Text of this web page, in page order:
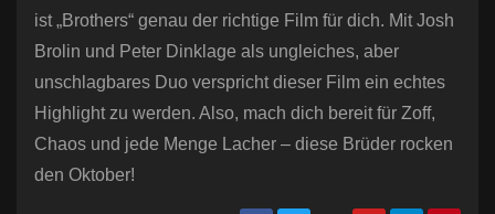
ist „Brothers“ genau der richtige Film für dich. Mit Josh
Brolin und Peter Dinklage als ungleiches, aber
unschlagbares Duo verspricht dieser Film ein echtes
Highlight zu werden. Also, mach dich bereit für Zoff,
Chaos und jede Menge Lacher – diese Brüder rocken
den Oktober!